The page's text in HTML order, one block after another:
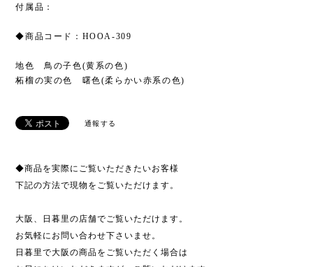
付属品：
◆商品コード：HOOA-309
地色 鳥の子色(黄系の色)
柘榴の実の色 曙色(柔らかい赤系の色)
通報する
◆商品を実際にご覧いただきたいお客様
下記の方法で現物をご覧いただけます。
大阪、日暮里の店舗でご覧いただけます。
お気軽にお問い合わせ下さいませ。
日暮里で大阪の商品をご覧いただく場合は